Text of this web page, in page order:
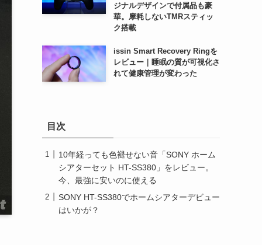
ジナルデザインで付属品も豪
華。摩耗しないTMRスティッ
ク搭載
issin Smart Recovery Ringを
レビュー｜睡眠の質が可視化さ
れて健康管理が変わった
目次
10年経っても色褪せない音「SONY ホーム
シアターセット HT-SS380」をレビュー。
今、最強に安いのに使える
SONY HT-SS380でホームシアターデビュー
はいかが？